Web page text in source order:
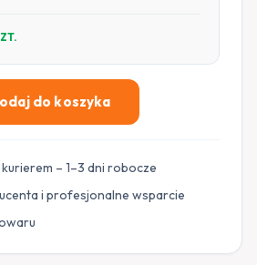
do koszyka
– 1–3 dni robocze
i profesjonalne wsparcie